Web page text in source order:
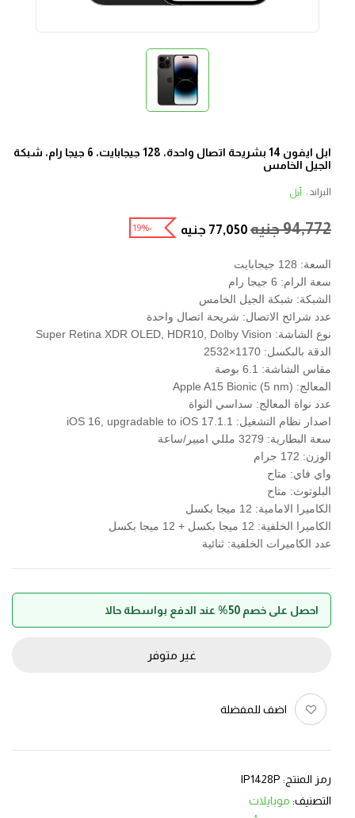
ابل ايفون 14 بشريحة اتصال واحدة، 128 جيجابايت، 6 جيجا رام، شبكة
الجيل الخامس
البراند : أبل
94,772جنيه 77,050 جنيه -19%
السعة: 128 جيجابايت
سعة الرام: 6 جيجا رام
الشبكة: شبكة الجيل الخامس
عدد شرائح الاتصال: شريحة اتصال واحدة
نوع الشاشة: Super Retina XDR OLED, HDR10, Dolby Vision
الدقة بالبكسل: 1170×2532
مقاس الشاشة: 6.1 بوصة
المعالج: Apple A15 Bionic (5 nm)
عدد نواة المعالج: سداسي النواة
اصدار نظام التشغيل: iOS 16, upgradable to iOS 17.1.1
سعة البطارية: 3279 مللي امبير/ساعة
الوزن: 172 جرام
واي فاي: متاح
البلوتوث: متاح
الكاميرا الامامية: 12 ميجا بكسل
الكاميرا الخلفية: 12 ميجا بكسل + 12 ميجا بكسل
عدد الكاميرات الخلفية: ثنائية
احصل على خصم 50% عند الدفع بواسطة حالا
غير متوفر
اضف للمفضلة
رمز المنتج: IP1428P
التصنيف: موبايلات